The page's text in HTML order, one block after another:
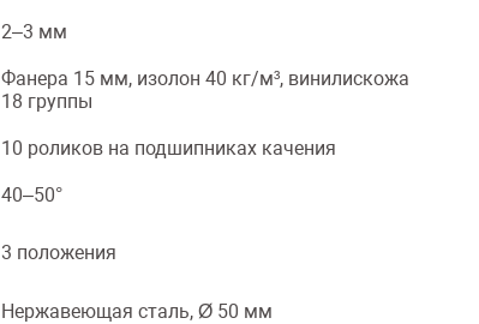
2–3 мм
Фанера 15 мм, изолон 40 кг/м³, винилискожа
18 группы
10 роликов на подшипниках качения
40–50°
3 положения
Нержавеющая сталь, Ø 50 мм